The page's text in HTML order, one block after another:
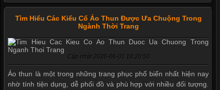
Tìm Hiểu Các Kiểu Cổ Áo Thun Được Ưa Chuộng Trong
Ngành Thời Trang
Cập nhật 2026-06-01 16:20:50
Áo thun là một trong những trang phục phổ biến nhất hiện nay
nhờ tính tiện dụng, dễ phối đồ và phù hợp với nhiều đối tượng.
Mẫu quần short quần lót nam nữ hè thu 2017